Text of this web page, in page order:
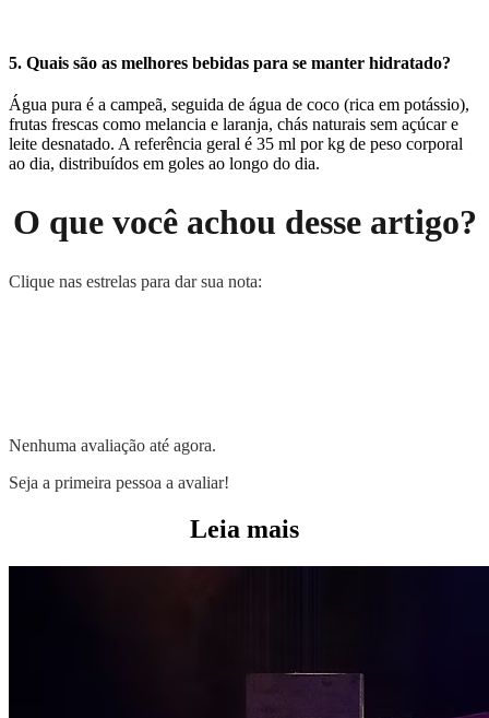
5. Quais são as melhores bebidas para se manter hidratado?
Água pura é a campeã, seguida de água de coco (rica em potássio),
frutas frescas como melancia e laranja, chás naturais sem açúcar e
leite desnatado. A referência geral é 35 ml por kg de peso corporal
ao dia, distribuídos em goles ao longo do dia.
O que você achou desse artigo?
Clique nas estrelas para dar sua nota:
Nenhuma avaliação até agora.
Seja a primeira pessoa a avaliar!
Leia mais